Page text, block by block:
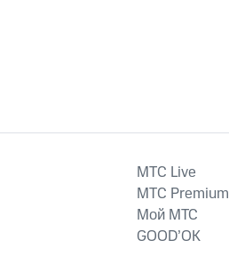
MTС Live
MTС Premium
Мой МТС
GOOD’OK